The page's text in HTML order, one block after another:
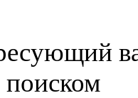
поиском